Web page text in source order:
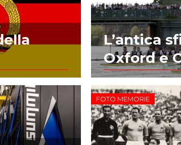
L’antica
Oxford e
FOTO MEMORIE